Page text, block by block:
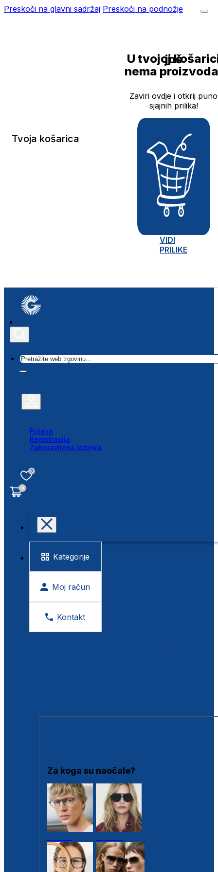
Preskoči na glavni sadržaj Preskoči na podnožje
Tvoja košarica
U tvojoj košarici još
nema
Zaviri ovdje i otkrij puno
sjajnih prilika!
VIDI
PRILIKE
Traži
Prijava
Registracija
Zaboravljena lozinka
0
0
Kategorije
Moj račun
Kontakt
Za koga su naočale?